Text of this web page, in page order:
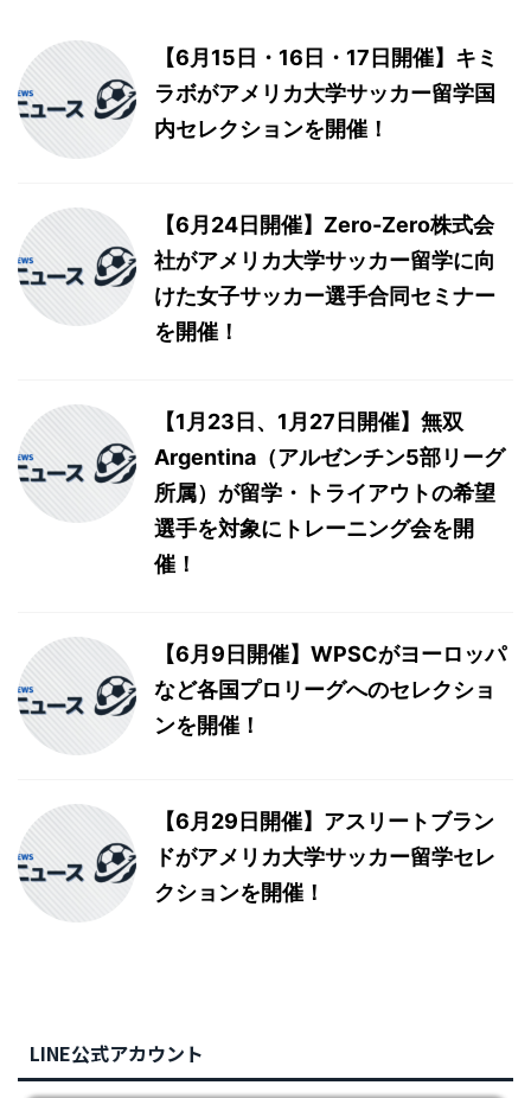
【6月15日・16日・17日開催】キミ
ラボがアメリカ大学サッカー留学国
内セレクションを開催！
【6月24日開催】Zero-Zero株式会
社がアメリカ大学サッカー留学に向
けた女子サッカー選手合同セミナー
を開催！
【1月23日、1月27日開催】無双
Argentina（アルゼンチン5部リーグ
所属）が留学・トライアウトの希望
選手を対象にトレーニング会を開
催！
【6月9日開催】WPSCがヨーロッパ
など各国プロリーグへのセレクショ
ンを開催！
【6月29日開催】アスリートブラン
ドがアメリカ大学サッカー留学セレ
クションを開催！
LINE公式アカウント